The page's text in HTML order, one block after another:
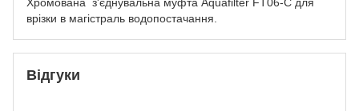
врізки в магістраль водопостачання.
Відгуки